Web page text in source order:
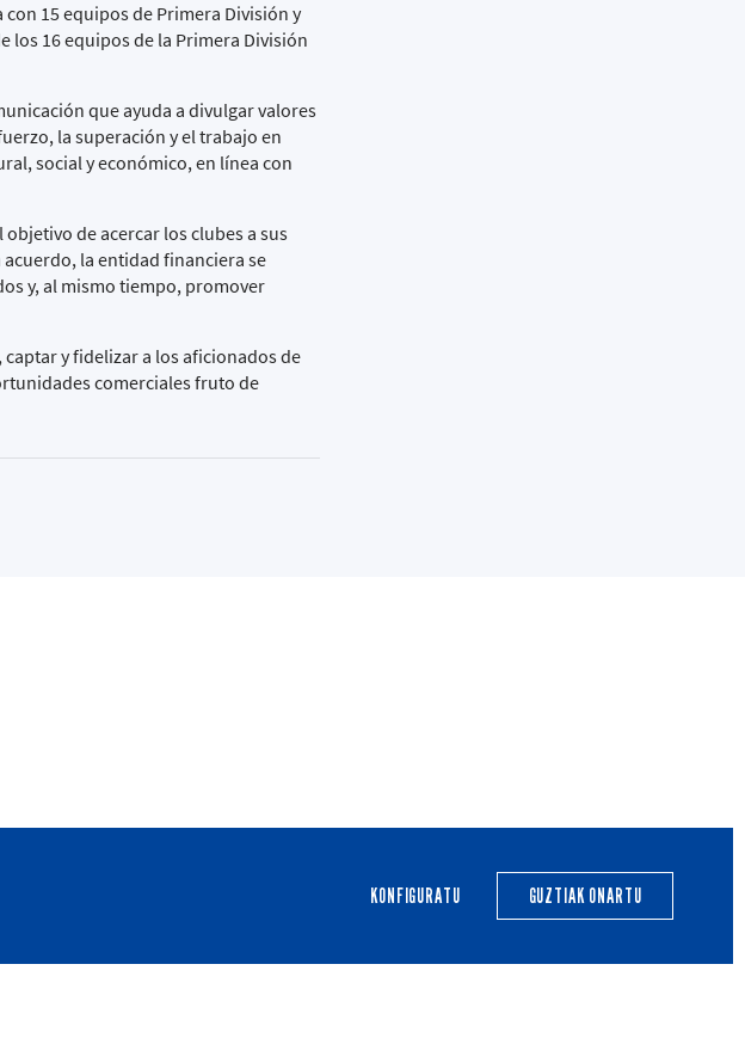
15 equipos de Primera División y
los 16 equipos de la Primera División
que ayuda a divulgar valores
la superación y el trabajo en
social y económico, en línea con
de acercar los clubes a sus
la entidad financiera se
y, al mismo tiempo, promover
y fidelizar a los aficionados de
comerciales fruto de
CALENDARIO EGUTEGIA
KONFIGURATU GUZTIAK ONARTU